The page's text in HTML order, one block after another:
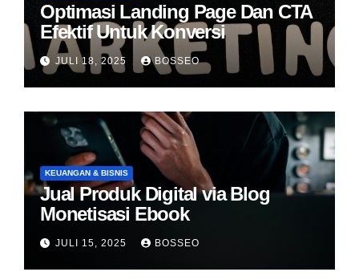
Optimasi Landing Page Dan CTA
Efektif Untuk Konversi
JULI 18, 2025 BOSSEO
KEUANGAN & BISNIS
Jual Produk Digital via Blog
Monetisasi Ebook
JULI 15, 2025 BOSSEO